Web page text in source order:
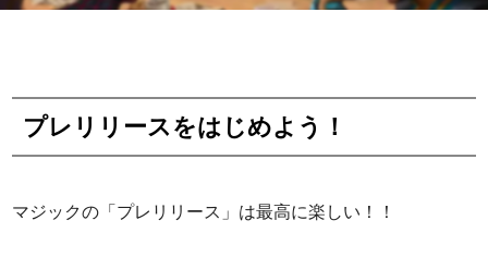
プレリリースをはじめよう！
マジックの「プレリリース」は最高に楽しい！！